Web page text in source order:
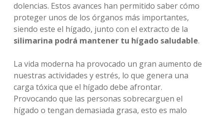
dolencias. Estos avances han permitido saber cómo
proteger unos de los órganos más importantes,
siendo este el hígado, junto con el extracto de la
silimarina podrá mantener tu hígado saludable.
La vida moderna ha provocado un gran aumento de
nuestras actividades y estrés, lo que genera una
carga tóxica que el hígado debe afrontar.
Provocando que las personas sobrecarguen el
hígado o tengan demasiada grasa, esto es malo